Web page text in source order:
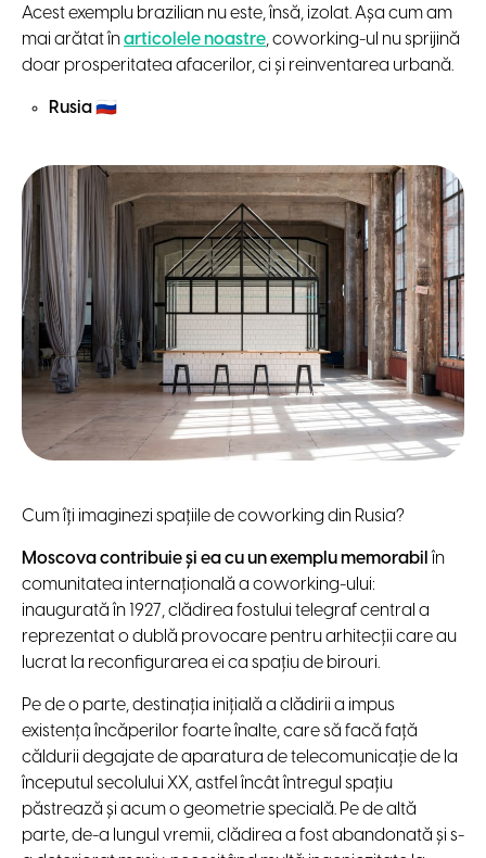
Acest exemplu brazilian nu este, însă, izolat. Așa cum am
mai arătat înarticolele noastre, coworking-ul nu sprijină
doar prosperitatea afacerilor, ci și reinventarea urbană.
Rusia🇷🇺
Cum îți imaginezi spațiile de coworking din Rusia?
Moscovacontribuie și ea cu un exemplu memorabil în
comunitatea internațională a coworking-ului:
inaugurată în 1927, clădirea fostului telegraf central a
reprezentat o dublă provocare pentru arhitecții care au
lucrat la reconfigurarea ei ca spațiu de birouri.
Pe de o parte, destinația inițială a clădirii a impus
existența încăperilor foarte înalte, care să facă față
căldurii degajate de aparatura de telecomunicație de la
începutul secolului XX, astfel încât întregul spațiu
păstrează și acum o geometrie specială. Pe de altă
parte, de-a lungul vremii, clădirea a fost abandonată și s-